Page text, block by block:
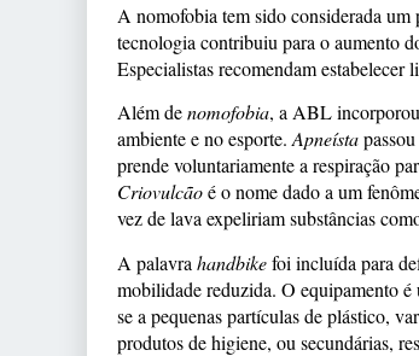
A nomofobia tem sido considerada um
tecnologia contribuiu para o aumento
Especialistas recomendam estabelecer
Além denomofobia, a ABL
ambiente e no esporte. Apneísta
prende voluntariamente a respiração
Criovulcãoé o nome dado a um
vez de lava expeliriam substâncias
A palavra handbikefoi incluída para
mobilidade reduzida. O equipamento é
se a pequenas partículas de plástico,
produtos de higiene, ou secundárias,